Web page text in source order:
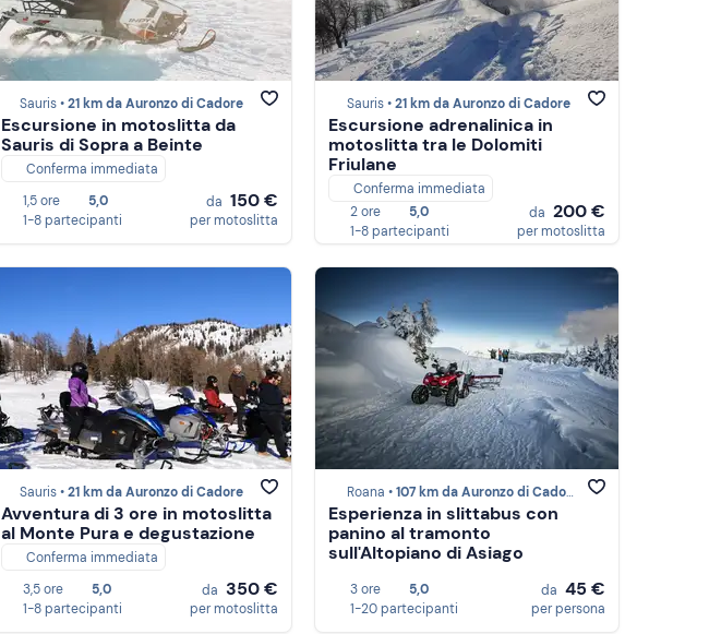
Sauris •21 km da Auronzo di Cadore
Escursione in motoslitta da
Sauris di Sopra a Beinte
Conferma immediata
1,5 ore
5,0
1-8 partecipanti
da 150 €
per motoslitta
Sauris •21 km da Auronzo di Cadore
Escursione adrenalinica in
motoslitta tra le Dolomiti
Friulane
Conferma immediata
2 ore
5,0
1-8 partecipanti
da 200 €
per motoslitta
Sauris •21 km da Auronzo di Cadore
Avventura di 3 ore in motoslitta
al Monte Pura e degustazione
Conferma immediata
3,5 ore
5,0
1-8 partecipanti
da 350 €
per motoslitta
Roana •107 km da Auronzo di Cadore
Esperienza in slittabus con
panino al tramonto
sull'Altopiano di Asiago
3 ore
5,0
1-20 partecipanti
da 45 €
per persona